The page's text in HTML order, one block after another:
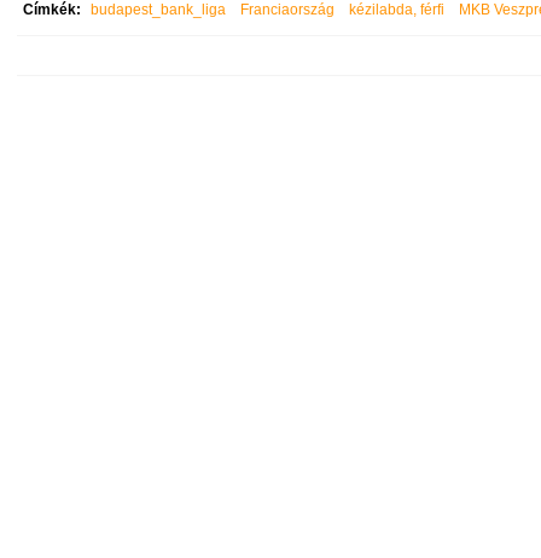
Címkék: budapest_bank_liga Franciaország kézilabda, férfi MKB